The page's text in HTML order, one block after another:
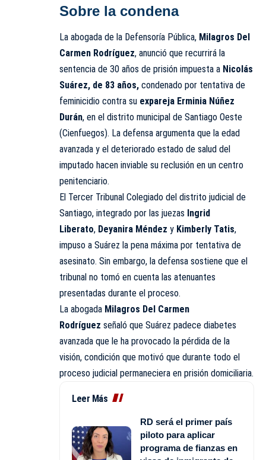
Sobre la condena
La abogada de la Defensoría Pública, Milagros Del
Carmen Rodríguez, anunció que recurrirá la
sentencia de 30 años de prisión impuesta a Nicolás
Suárez, de 83 años, condenado por tentativa de
feminicidio contra su expareja Erminia Núñez
Durán, en el distrito municipal de Santiago Oeste
(Cienfuegos). La defensa argumenta que la edad
avanzada y el deteriorado estado de salud del
imputado hacen inviable su reclusión en un centro
penitenciario.
El Tercer Tribunal Colegiado del distrito judicial de
Santiago, integrado por las juezas Ingrid
Liberato, Deyanira Méndez y Kimberly Tatis,
impuso a Suárez la pena máxima por tentativa de
asesinato. Sin embargo, la defensa sostiene que el
tribunal no tomó en cuenta las atenuantes
presentadas durante el proceso.
La abogada Milagros Del Carmen
Rodríguez señaló que Suárez padece diabetes
avanzada que le ha provocado la pérdida de la
visión, condición que motivó que durante todo el
proceso judicial permaneciera en prisión domiciliaria.
Leer Más
RD será el primer país
piloto para aplicar
programa de fianzas en